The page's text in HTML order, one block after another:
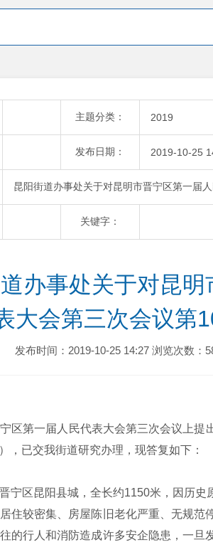
主题分类： 2019
发布日期： 2019-10-25
昆阳街道办事处关于对昆明市晋宁区第一届
关键字：
办事处关于对昆
大会第三次会议第
发布时间：2019-10-25 14:27 浏览次数：
第一届人民代表大会第三次会议上提
，已交我街道研究办理，现答复如下：
区昆阳县城，全长约1150米，因历史
住较密集、房屋陈旧老化严重、无规范
的行人和消防造成许多安企隐患，一旦